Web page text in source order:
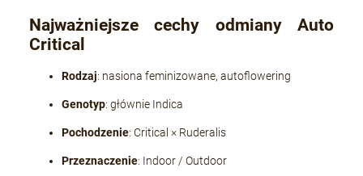
Najważniejsze cechy odmiany Auto
Critical
Rodzaj: nasiona feminizowane, autoflowering
Genotyp: głównie Indica
Pochodzenie: Critical × Ruderalis
Przeznaczenie: Indoor / Outdoor